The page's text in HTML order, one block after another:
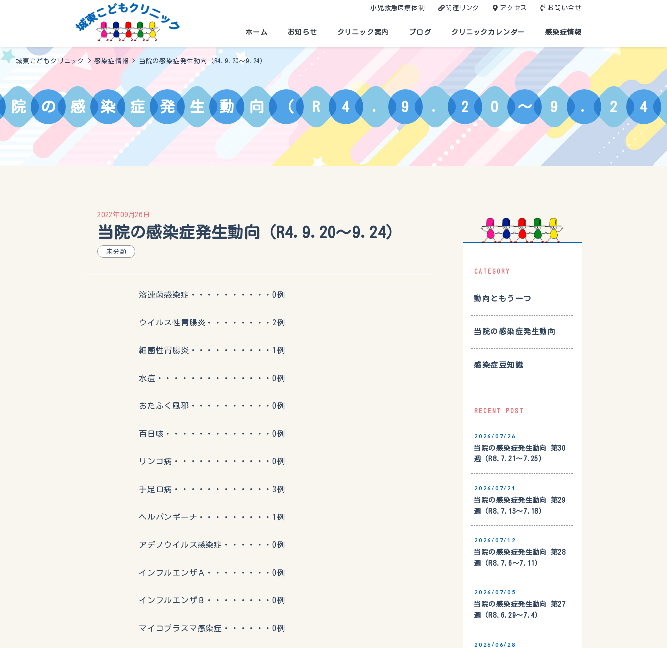
小児救急医療体制 関連リンク アクセス お問い合せ
ホーム お知らせ クリニック案内 ブログ クリニックカレンダー 感染症情報
城東こどもクリニック >感染症情報 > 当院の感染症発生動向（R4.9.20〜9.24）
院 の 感 染 症 発 生 動 向 （ R 4 . 9 . 2 0 〜 9 . 2 4
2022年09月26日
当院の感染症発生動向（R4.9.20〜9.24）
未分類
溶連菌感染症・・・・・・・・・・0例
ウイルス性胃腸炎・・・・・・・・2例
細菌性胃腸炎・・・・・・・・・・1例
水痘・・・・・・・・・・・・・・0例
おたふく風邪・・・・・・・・・・0例
百日咳・・・・・・・・・・・・・0例
リンゴ病・・・・・・・・・・・・0例
手足口病・・・・・・・・・・・・3例
ヘルパンギーナ・・・・・・・・・1例
アデノウイルス感染症・・・・・・0例
インフルエンザＡ・・・・・・・・0例
インフルエンザＢ・・・・・・・・0例
マイコプラズマ感染症・・・・・・0例
CATEGORY
動向ともう一つ
当院の感染症発生動向
感染症豆知識
RECENT POST
2026/07/26
当院の感染症発生動向 第30
週（R8.7.21〜7.25）
2026/07/21
当院の感染症発生動向 第29
週（R8.7.13〜7.18）
2026/07/12
当院の感染症発生動向 第28
週（R8.7.6〜7.11）
2026/07/05
当院の感染症発生動向 第27
週（R8.6.29〜7.4）
2026/06/28